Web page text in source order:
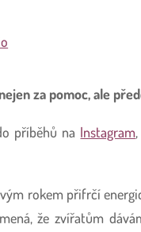
za pomoc, ale
příběhů na Instagram
rokem přifrčí
že zvířatům